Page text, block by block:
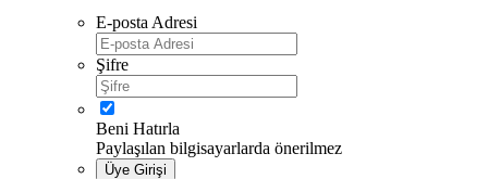
E-posta Adresi
Şifre
Beni Hatırla
Paylaşılan bilgisayarlarda önerilmez
Üye Girişi